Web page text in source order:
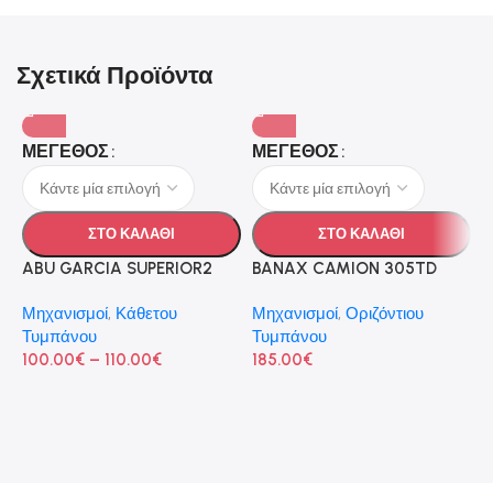
Σχετικά Προϊόντα
ΜΈΓΕΘΟΣ
ΣΤΟ ΚΑΛΑΘΙ
ABU GARCIA SUPERIOR2
Μηχανισμοί, Κάθετου
Τυμπάνου
100.00€ – 110.00€
ΜΈΓΕΘΟΣ
ΣΤΟ ΚΑΛΑΘΙ
BANAX CAMION 305TD
Μηχανισμοί, Οριζόντιου
Τυμπάνου
185.00€